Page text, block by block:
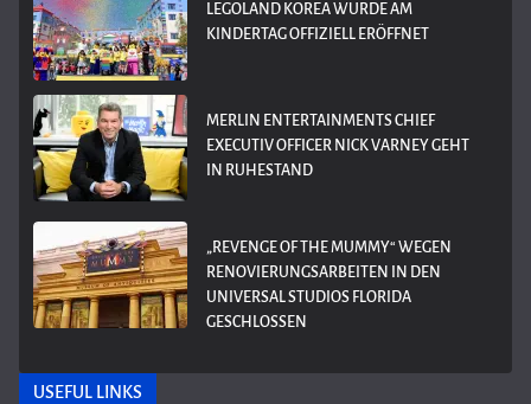
LEGOLAND KOREA WURDE AM
KINDERTAG OFFIZIELL ERÖFFNET
MERLIN ENTERTAINMENTS CHIEF
EXECUTIV OFFICER NICK VARNEY GEHT
IN RUHESTAND
„REVENGE OF THE MUMMY“ WEGEN
RENOVIERUNGSARBEITEN IN DEN
UNIVERSAL STUDIOS FLORIDA
GESCHLOSSEN
USEFUL LINKS